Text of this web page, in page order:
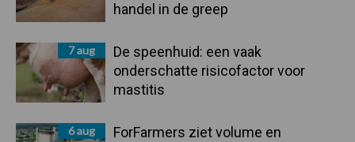
handel in de greep
7 aug
De speenhuid: een vaak
onderschatte risicofactor voor
mastitis
6 aug
ForFarmers ziet volume en